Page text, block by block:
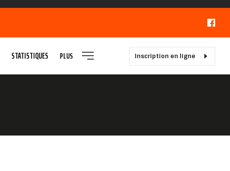
STATISTIQUES PLUS Inscription en ligne